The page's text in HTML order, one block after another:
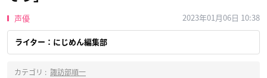
声優 2023年01月06日 10:38
ライター：にじめん編集部
カテゴリ : 諏訪部順一